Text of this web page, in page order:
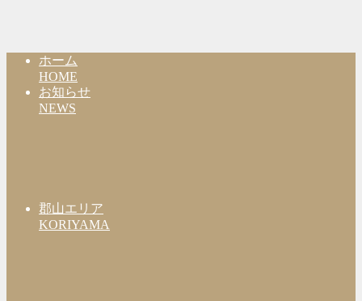
ホーム
HOME
お知らせ
NEWS
郡山エリア
KORIYAMA